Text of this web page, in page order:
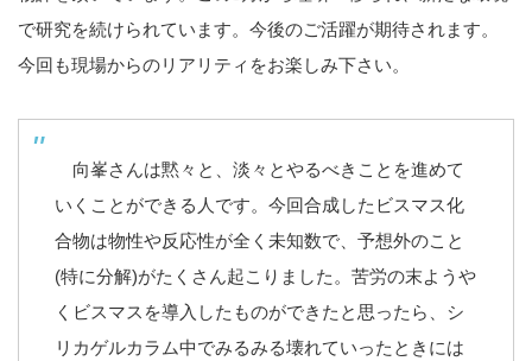
で研究を続けられています。今後のご活躍が期待されます。
今回も現場からのリアリティをお楽しみ下さい。
向峯さんは黙々と、淡々とやるべきことを進めて
いくことができる人です。今回合成したビスマス化
合物は物性や反応性が全く未知数で、予想外のこと
(特に分解)がたくさん起こりました。苦労の末ようや
くビスマスを導入したものができたと思ったら、シ
リカゲルカラム中でみるみる壊れていったときには